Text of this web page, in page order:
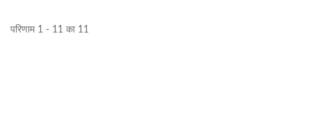
परिणाम 1 - 11 का 11